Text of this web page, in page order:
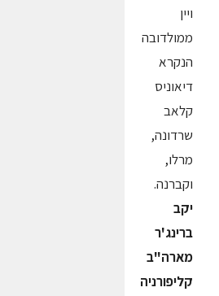
ויין
ממולדובה
הנקרא
דיאוניס
קלאב
שרדונה,
מרלו,
וקברנה.
יקב
ברינג'ר
מארה"ב
קליפורניה